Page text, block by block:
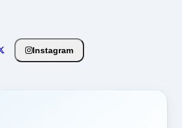
Instagram